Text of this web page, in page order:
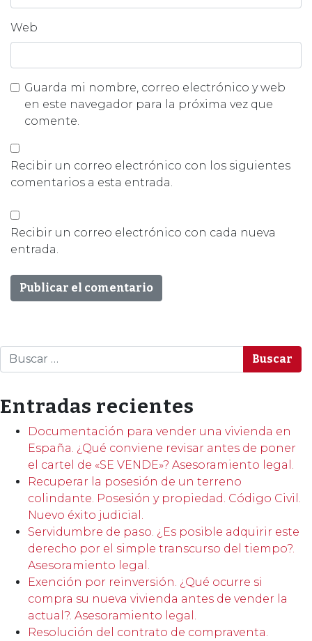
Web
Guarda mi nombre, correo electrónico y web
en este navegador para la próxima vez que
comente.
Recibir un correo electrónico con los siguientes
comentarios a esta entrada.
Recibir un correo electrónico con cada nueva
entrada.
Buscar
Entradas recientes
Documentación para vender una vivienda en
España. ¿Qué conviene revisar antes de poner
el cartel de «SE VENDE»? Asesoramiento legal.
Recuperar la posesión de un terreno
colindante. Posesión y propiedad. Código Civil.
Nuevo éxito judicial.
Servidumbre de paso. ¿Es posible adquirir este
derecho por el simple transcurso del tiempo?.
Asesoramiento legal.
Exención por reinversión. ¿Qué ocurre si
compra su nueva vivienda antes de vender la
actual?. Asesoramiento legal.
Resolución del contrato de compraventa.